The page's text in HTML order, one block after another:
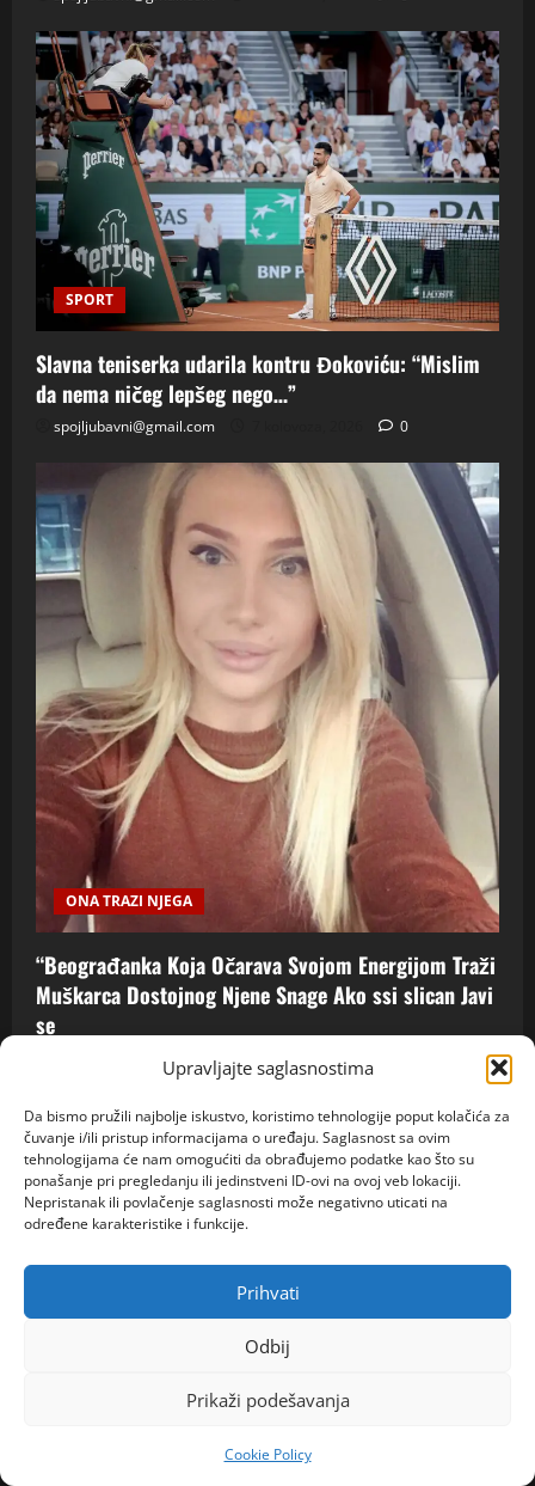
Upravljajte saglasnostima
Da bismo pružili najbolje iskustvo, koristimo tehnologije poput kolačića za
čuvanje i/ili pristup informacijama o uređaju. Saglasnost sa ovim
tehnologijama će nam omogućiti da obrađujemo podatke kao što su
ponašanje pri pregledanju ili jedinstveni ID-ovi na ovoj veb lokaciji.
Nepristanak ili povlačenje saglasnosti može negativno uticati na
određene karakteristike i funkcije.
Prihvati
Odbij
Prikaži podešavanja
Cookie Policy
SPORT
Slavna teniserka udarila kontru Đokoviću: “Mislim
da nema ničeg lepšeg nego…”
spojljubavni@gmail.com 0
ONA TRAZI NJEGA
“Beograđanka Koja Očarava Svojom Energijom Traži
Muškarca Dostojnog Njene Snage Ako ssi slican Javi
se
spojljubavni@gmail.com 7 kolovoza, 2026
SPORT
Prodavačica iz Crne Gore otkrila nepoznat detalj o
našem teniseru, evo kako se ponaša na letovanju